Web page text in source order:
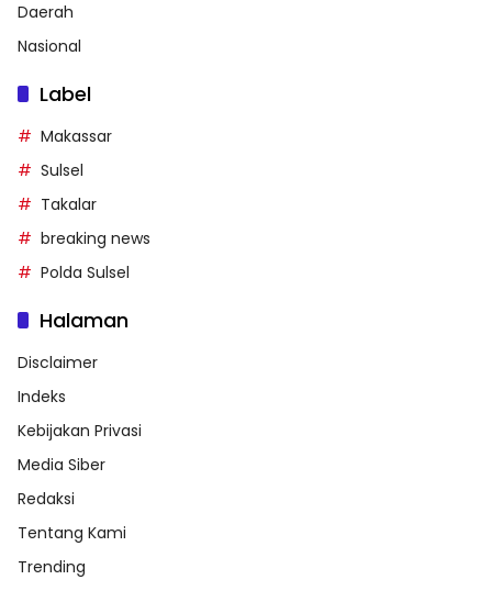
Daerah
Nasional
Label
Makassar
Sulsel
Takalar
breaking news
Polda Sulsel
Halaman
Disclaimer
Indeks
Kebijakan Privasi
Media Siber
Redaksi
Tentang Kami
Trending